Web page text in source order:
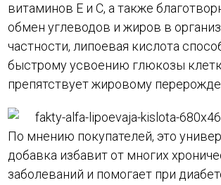
витаминов Е и С, а также
обмен углеводов и жиров в
частности, липоевая кислота
быстрому усвоению глюкозы
препятствует жировому
По мнению покупателей, это
добавка избавит от многих
заболеваний и помогает при